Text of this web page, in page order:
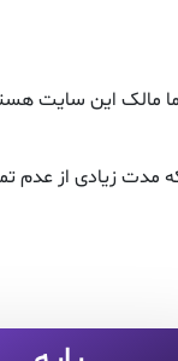
مالک این سایت
مدت زیادی از